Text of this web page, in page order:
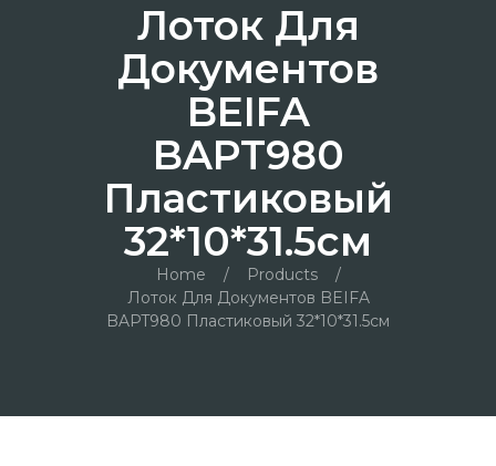
Лоток Для
Документов
BEIFA
BAPT980
Пластиковый
32*10*31.5см
Home / Products
/
Лоток Для Документов BEIFA
BAPT980 Пластиковый 32*10*31.5см